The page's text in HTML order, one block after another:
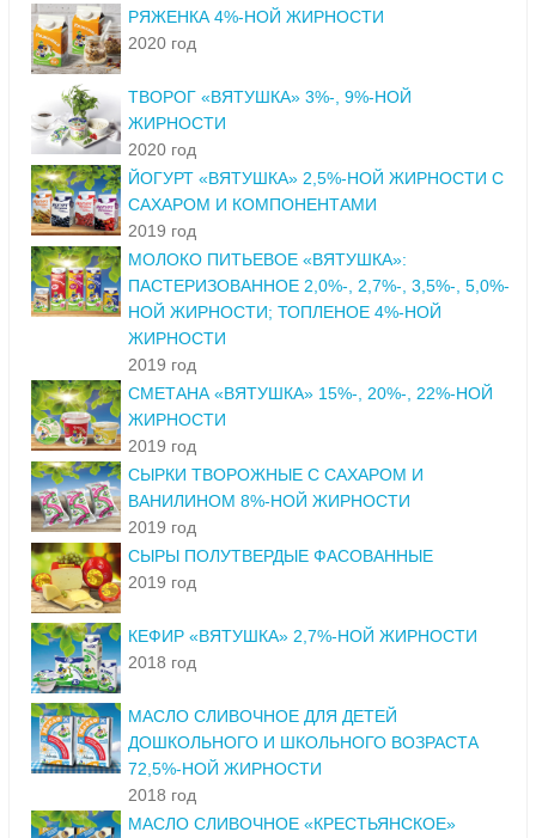
РЯЖЕНКА 4%-НОЙ ЖИРНОСТИ
2020 год
ТВОРОГ «ВЯТУШКА» 3%-, 9%-НОЙ
ЖИРНОСТИ
2020 год
ЙОГУРТ «ВЯТУШКА» 2,5%-НОЙ ЖИРНОСТИ С
САХАРОМ И КОМПОНЕНТАМИ
2019 год
МОЛОКО ПИТЬЕВОЕ «ВЯТУШКА»:
ПАСТЕРИЗОВАННОЕ 2,0%-, 2,7%-, 3,5%-, 5,0%-
НОЙ ЖИРНОСТИ; ТОПЛЕНОЕ 4%-НОЙ
ЖИРНОСТИ
2019 год
СМЕТАНА «ВЯТУШКА» 15%-, 20%-, 22%-НОЙ
ЖИРНОСТИ
2019 год
СЫРКИ ТВОРОЖНЫЕ С САХАРОМ И
ВАНИЛИНОМ 8%-НОЙ ЖИРНОСТИ
2019 год
СЫРЫ ПОЛУТВЕРДЫЕ ФАСОВАННЫЕ
2019 год
КЕФИР «ВЯТУШКА» 2,7%-НОЙ ЖИРНОСТИ
2018 год
МАСЛО СЛИВОЧНОЕ ДЛЯ ДЕТЕЙ
ДОШКОЛЬНОГО И ШКОЛЬНОГО ВОЗРАСТА
72,5%-НОЙ ЖИРНОСТИ
2018 год
МАСЛО СЛИВОЧНОЕ «КРЕСТЬЯНСКОЕ»